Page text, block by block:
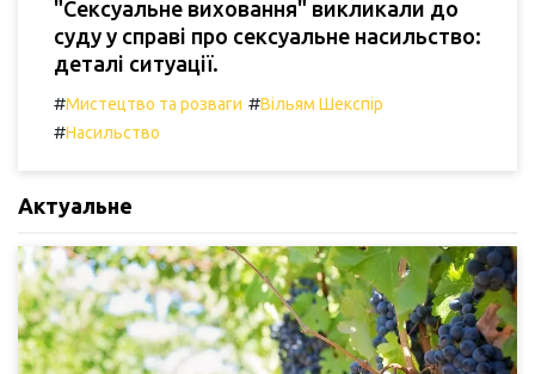
"Сексуальне виховання" викликали до
суду у справі про сексуальне насильство:
деталі ситуації.
#Мистецтво та розваги #Вільям Шекспір
#Насильство
Актуальне